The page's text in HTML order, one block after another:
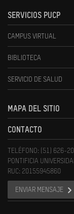
SERVICIOS PUCP
CAMPUS VIRTUAL
BIBLIOTECA
SERVICIO DE SALUD
MAPA DEL SITIO
CONTACTO
TELÉFONO: (51) 626-
PONTIFICIA
RUC: 20155945860
ENVIAR MENSAJE